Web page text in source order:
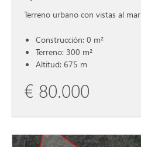
Terreno urbano con vistas al mar
Construcción: 0 m²
Terreno: 300 m²
Altitud: 675 m
€ 80.000